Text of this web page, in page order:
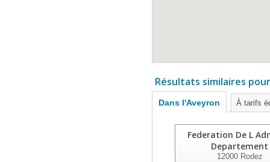
Résultats similaires
Dans l'Aveyron À tarifs
Federation De L
Departement
12000Rodez